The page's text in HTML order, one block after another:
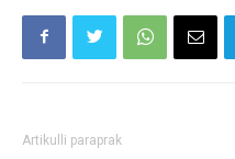
Artikulli paraprak